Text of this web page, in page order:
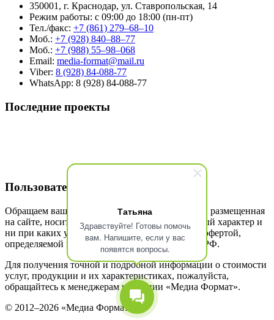
Татьяна
Здравствуйте! Готовы помочь
вам. Напишите, если у вас
появятся вопросы.
350001, г. Краснодар, ул. Ставропольская, 14
Режим работы: с 09:00 до 18:00 (пн-пт)
Тел./факс: +7 (861) 279–68–10
Моб.: +7 (928) 840–88–77
Моб.: +7 (988) 55–98–068
Email: media-format@mail.ru
Viber: 8 (928) 84-088-77
WhatsApp: 8 (928) 84-088-77
Последние проекты
Пользовательское соглашение
Обращаем ваше внимание, что вся информация, размещенная
на сайте, носит исключительно информационный характер и
ни при каких условиях не является публичной офертой,
определяемой положениями Статьи 437 (2) ГК РФ.
Для получения точной и подробной информации о стоимости
услуг, продукции и их характеристиках, пожалуйста,
обращайтесь к менеджерам компании «Медиа Формат».
© 2012–2026 «Медиа Формат».